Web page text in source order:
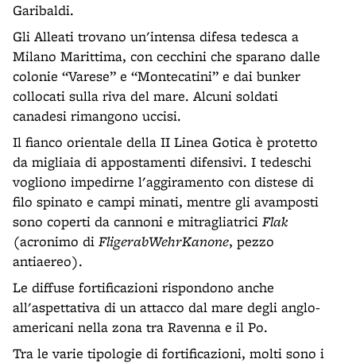
Garibaldi.
Gli Alleati trovano un'intensa difesa tedesca a
Milano Marittima, con cecchini che sparano dalle
colonie “Varese” e “Montecatini” e dai bunker
collocati sulla riva del mare. Alcuni soldati
canadesi rimangono uccisi.
Il fianco orientale della II Linea Gotica è protetto
da migliaia di appostamenti difensivi. I tedeschi
vogliono impedirne l'aggiramento con distese di
filo spinato e campi minati, mentre gli avamposti
sono coperti da cannoni e mitragliatrici Flak
(acronimo di FligerabWehrKanone, pezzo
antiaereo).
Le diffuse fortificazioni rispondono anche
all'aspettativa di un attacco dal mare degli anglo-
americani nella zona tra Ravenna e il Po.
Tra le varie tipologie di fortificazioni, molti sono i